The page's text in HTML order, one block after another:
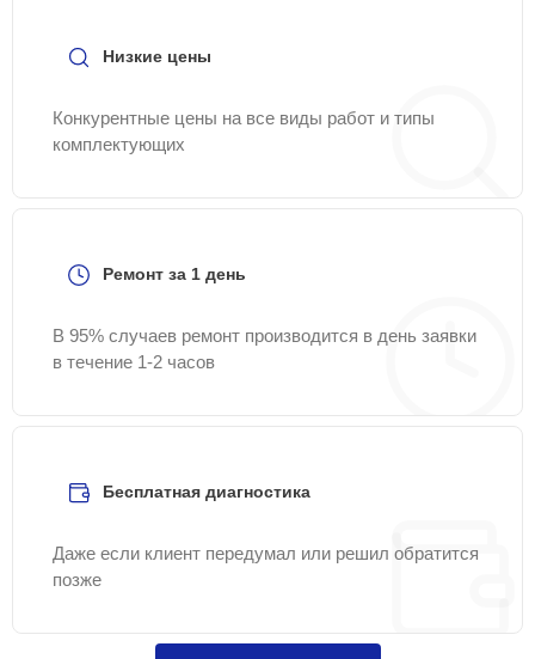
Низкие цены
Конкурентные цены на все виды работ и типы
комплектующих
Ремонт за 1 день
В 95% случаев ремонт производится в день заявки
в течение 1-2 часов
Бесплатная диагностика
Даже если клиент передумал или решил обратится
позже